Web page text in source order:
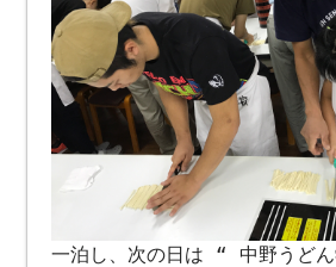
一泊し、次の日は “ 中野うど